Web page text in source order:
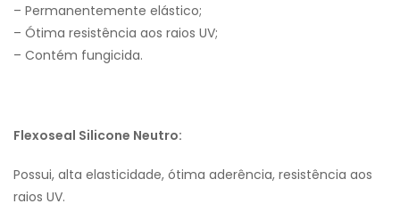
– Permanentemente elástico;
– Ótima resistência aos raios UV;
– Contém fungicida.
Flexoseal Silicone Neutro:
Possui, alta elasticidade, ótima aderência, resistência aos
raios UV.